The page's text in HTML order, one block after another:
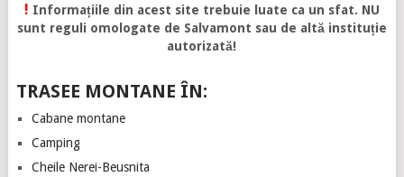
! Informațiile din acest site trebuie luate ca un sfat. NU
sunt reguli omologate de Salvamont sau de altă instituție
autorizată!
TRASEE MONTANE ÎN:
Cabane montane
Camping
Cheile Nerei-Beusnita